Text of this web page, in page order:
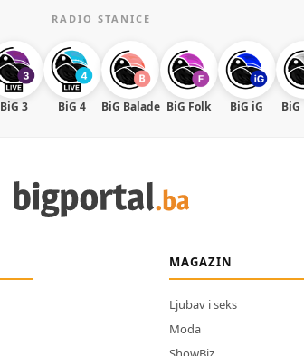
RADIO STANICE
BiG 3 BiG 4 BiG Balade BiG Folk BiG iG BiG
MAGAZIN
Ljubav i seks
Moda